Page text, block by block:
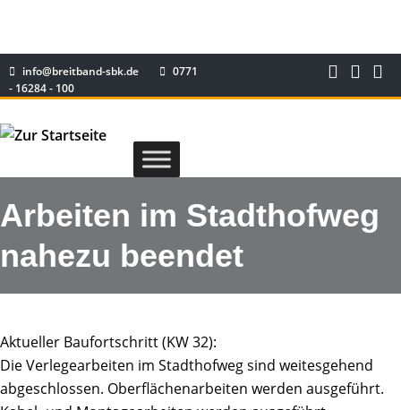
info@breitband-sbk.de
0771
- 16284 - 100
Arbeiten im Stadthofweg
nahezu beendet
Aktueller Baufortschritt (KW 32):
Die Verlegearbeiten im Stadthofweg sind weitesgehend
abgeschlossen. Oberflächenarbeiten werden ausgeführt.